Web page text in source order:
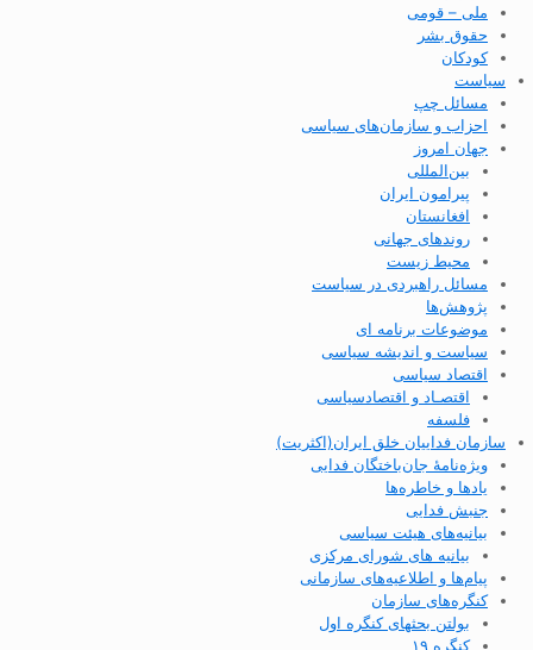
ملی – قومی
حقوق بشر
کودکان
سیاست
مسائل چپ
احزاب و سازمان‌های سیاسی
جهان امروز
بین‌المللی
پیرامون ایران
افغانستان
روندهای جهانی
محیط زیست
مسائل راهبردی در سیاست
پژوهش‌ها
موضوعات برنامه ای
سیاست و اندیشه سیاسی
اقتصاد سیاسی
اقتصـاد و اقتصاد‌سیاسی
فلسفه
سازمان فداییان خلق ایران(اکثریت)
ویژه‌نامهٔ جان‌باختگان فدایی
یادها و خاطره‌ها
جنبش فدایی
بیانیه‌های هیئت سیاسی
بیانیه های شورای مرکزی
پیام‌ها و اطلاعیه‌های سازمانی
کنگره‌های سازمان
بولتن بحثهای کنگره اول
کنگره ۱۹